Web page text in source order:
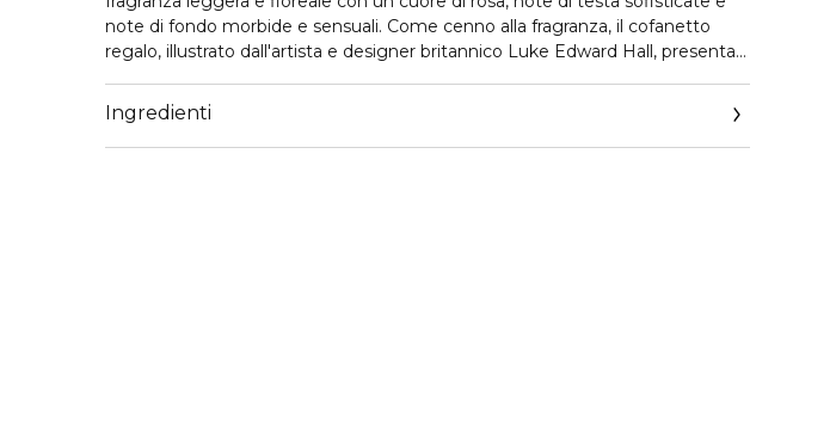
note di fondo morbide e sensuali. Come cenno alla fragranza, il cofanetto
regalo, illustrato dall'artista e designer britannico Luke Edward Hall, presenta
Parfum Izia associa leggere note di bergamotto a una miscela di fiori, tra cui
l'accordo di Rosa d'Ornano e l'Angelica, su una base di cedro e muschi.
Questo cofanetto contiene un' Eau de Parfum Izia da 30 ml e un Fluide
Ingredienti